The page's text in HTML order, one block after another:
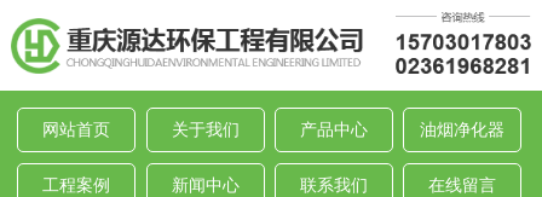
网站首页 关于我们 产品中心 油烟净化器
工程案例 新闻中心 联系我们 在线留言